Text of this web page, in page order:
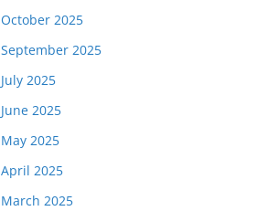
October 2025
September 2025
July 2025
June 2025
May 2025
April 2025
March 2025